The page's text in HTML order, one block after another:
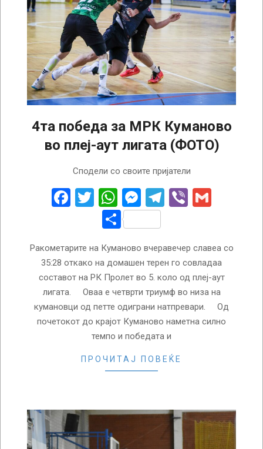
4та победа за МРК Куманово
во плеј-аут лигата (ФОТО)
Сподели со своите пријатели
Facebook
Twitter
WhatsApp
Messenger
Telegram
Viber
Share
Ракометарите на Куманово вчеравечер славеа со
35:28 откако на домашен терен го совладаа
составот на РК Пролет во 5. коло од плеј-аут
лигата. Оваа e четврти триумф во низа на
кумановци од петте одиграни натпревари. Од
почетокот до крајот Куманово наметна силно
темпо и победата и
ПРОЧИТАЈ ПОВЕЌЕ